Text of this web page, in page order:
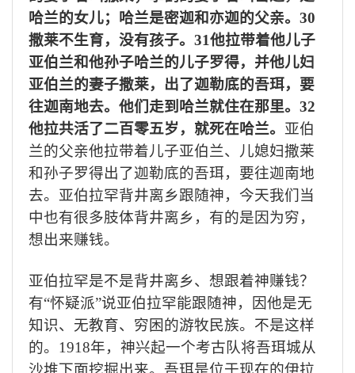
哈兰的女儿；哈兰是密迦和亦迦的父亲。 30
撒莱不生育，没有孩子。 31他拉带着他儿子
亚伯兰和他孙子哈兰的儿子罗得，并他儿妇
亚伯兰的妻子撒莱，出了迦勒底的吾珥，要
往迦南地去。他们走到哈兰就住在那里。 32
他拉共活了二百零五岁，就死在哈兰。 亚伯
兰的父亲他拉带着儿子亚伯兰、儿媳妇撒莱
和孙子罗得出了迦勒底的吾珥，要往迦南地
去。亚伯拉罕背井离乡跟随神，今天我们当
中也有很多肢体背井离乡，有的是因为穷，
想出来赚钱。
亚伯拉罕是不是背井离乡、想跟着神赚钱？
有“怀疑派”说亚伯拉罕能跟随神，因他是无
知识、无教育、穷困的游牧民族。不是这样
的。 1918年，神兴起一个考古队将吾珥城从
沙堆下面挖掘出来。吾珥是位于现在的伊拉